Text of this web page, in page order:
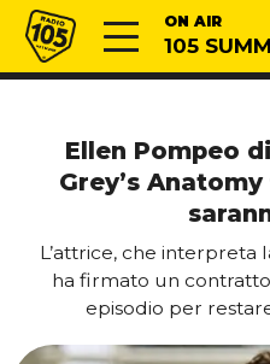
Vai al contenuto
Radio 105 ON AIR
105
Ellen Pompeo
Grey’s
L’attrice, che interpreta
ha firmato un
episodio per